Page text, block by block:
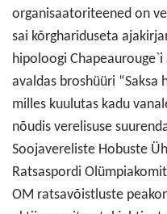
organisaatoriteened on
sai kõrghariduseta
hipoloogi
avaldas broshüüri “Saksa
milles kuulutas kadu
nõudis verelisuse
Soojavereliste Hobuste
Ratsaspordi
OM ratsavõistluste